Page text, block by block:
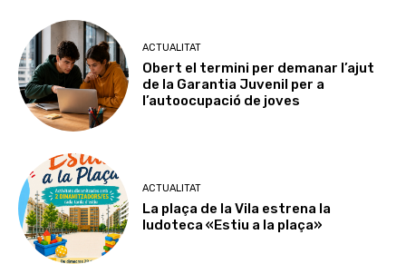
ACTUALITAT
Obert el termini per demanar l’ajut
de la Garantia Juvenil per a
l’autoocupació de joves
ACTUALITAT
La plaça de la Vila estrena la
ludoteca «Estiu a la plaça»